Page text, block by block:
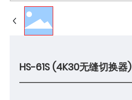
HS-61S (4K30无缝切换器)